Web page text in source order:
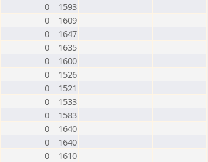
0
1593
0
1609
0
1647
0
1635
0
1600
0
1526
0
1521
0
1533
0
1583
0
1640
0
1640
0
1610